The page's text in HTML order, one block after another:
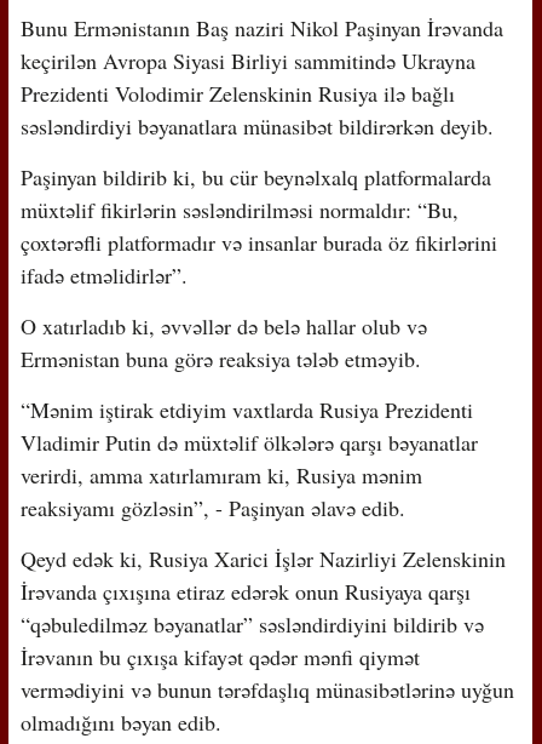
Bunu Ermənistanın Baş naziri Nikol Paşinyan İrəvanda
keçirilən Avropa Siyasi Birliyi sammitində Ukrayna
Prezidenti Volodimir Zelenskinin Rusiya ilə bağlı
səsləndirdiyi bəyanatlara münasibət bildirərkən deyib.
Paşinyan bildirib ki, bu cür beynəlxalq platformalarda
müxtəlif fikirlərin səsləndirilməsi normaldır: “Bu,
çoxtərəfli platformadır və insanlar burada öz fikirlərini
ifadə etməlidirlər”.
O xatırladıb ki, əvvəllər də belə hallar olub və
Ermənistan buna görə reaksiya tələb etməyib.
“Mənim iştirak etdiyim vaxtlarda Rusiya Prezidenti
Vladimir Putin də müxtəlif ölkələrə qarşı bəyanatlar
verirdi, amma xatırlamıram ki, Rusiya mənim
reaksiyamı gözləsin”, - Paşinyan əlavə edib.
Qeyd edək ki, Rusiya Xarici İşlər Nazirliyi Zelenskinin
İrəvanda çıxışına etiraz edərək onun Rusiyaya qarşı
“qəbuledilməz bəyanatlar” səsləndirdiyini bildirib və
İrəvanın bu çıxışa kifayət qədər mənfi qiymət
vermədiyini və bunun tərəfdaşlıq münasibətlərinə uyğun
olmadığını bəyan edib.